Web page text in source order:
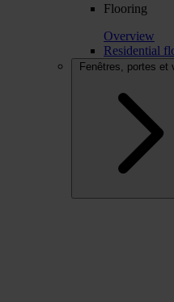
Flooring
Overview
Residential
Fenêtres, portes et